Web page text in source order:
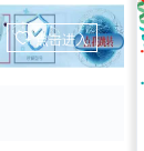
点击进入